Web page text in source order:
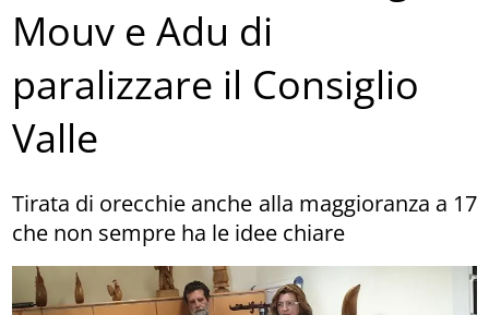
Mouv e Adu di
paralizzare il Consiglio
Valle
Tirata di orecchie anche alla maggioranza a 17
che non sempre ha le idee chiare